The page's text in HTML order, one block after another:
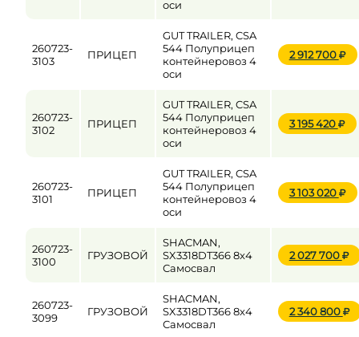
оси
260723-
3103
ПРИЦЕП
GUT TRAILER, CSA
544 Полуприцеп
контейнеровоз 4
оси
2 912 700
260723-
3102
ПРИЦЕП
GUT TRAILER, CSA
544 Полуприцеп
контейнеровоз 4
оси
3 195 420
260723-
3101
ПРИЦЕП
GUT TRAILER, CSA
544 Полуприцеп
контейнеровоз 4
оси
3 103 020
260723-
3100
ГРУЗОВОЙ
SHACMAN,
SX3318DT366 8x4
Самосвал
2 027 700
260723-
3099
ГРУЗОВОЙ
SHACMAN,
SX3318DT366 8x4
Самосвал
2 340 800